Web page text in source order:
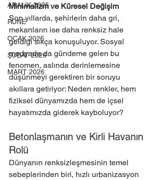
ARALIK 2025
RUNE
OCAK 2026
ŞUBAT 2026
MART 2026
Minimalizm ve Küresel Değişim
Son yıllarda, şehirlerin daha gri,
mekanların ise daha renksiz hale
geldiği sıkça konuşuluyor. Sosyal
medyada da gündeme gelen bu
fenomen, aslında derinlemesine
düşünmeyi gerektiren bir soruyu
akıllara getiriyor: Neden renkler, hem
fiziksel dünyamızda hem de içsel
hayatımızda giderek kayboluyor?
Betonlaşmanın ve Kirli Havanın
Rolü
Dünyanın renksizleşmesinin temel
sebeplerinden biri, hızlı urbanizasyon